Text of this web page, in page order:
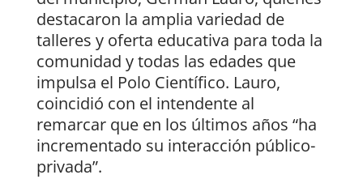
destacaron la amplia variedad de
talleres y oferta educativa para toda la
comunidad y todas las edades que
impulsa el Polo Científico. Lauro,
coincidió con el intendente al
remarcar que en los últimos años “ha
incrementado su interacción público-
privada”.